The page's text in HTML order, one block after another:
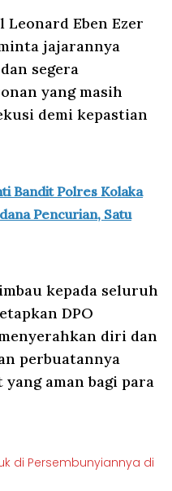
Eben Ezer
jajarannya
segera
yang masih
demi kepastian
Bandit Polres Kolaka
Pencurian, Satu
kepada seluruh
DPO
diri dan
perbuatannya
aman bagi para
di Persembunyiannya di